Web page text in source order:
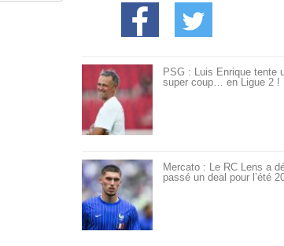
PSG : Luis Enrique tente
super coup… en Ligue 2 !
Mercato : Le RC Lens a
passé un deal pour l’été